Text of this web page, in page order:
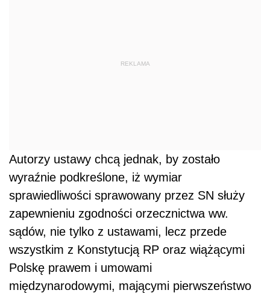
REKLAMA
Autorzy ustawy chcą jednak, by zostało
wyraźnie podkreślone, iż wymiar
sprawiedliwości sprawowany przez SN służy
zapewnieniu zgodności orzecznictwa ww.
sądów, nie tylko z ustawami, lecz przede
wszystkim z Konstytucją RP oraz wiążącymi
Polskę prawem i umowami
międzynarodowymi, mającymi pierwszeństwo